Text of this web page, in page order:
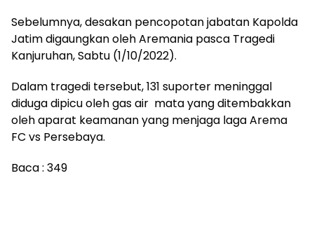
Sebelumnya, desakan pencopotan jabatan Kapolda
Jatim digaungkan oleh Aremania pasca Tragedi
Kanjuruhan, Sabtu (1/10/2022).
Dalam tragedi tersebut, 131 suporter meninggal
diduga dipicu oleh gas air mata yang ditembakkan
oleh aparat keamanan yang menjaga laga Arema
FC vs Persebaya.
Baca : 349